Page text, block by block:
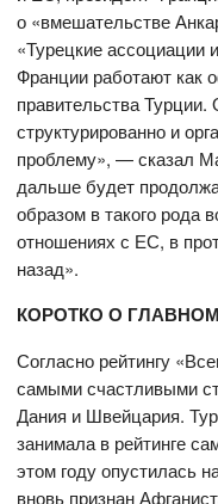
о «вмешательстве
«Турецкие ассоциации
Франции работают как
правительства
структурированно и
проблему», — сказал
дальше будет
образом в такого рода
отношениях с ЕС, в
назад».
КОРОТКО О ГЛАВНОМ
Согласно рейтингу
самыми счастливыми
Дания и Швейцария.
занимала в рейтинге
этом году опустилась
вновь признан